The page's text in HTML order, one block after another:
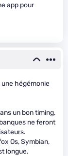
app pour
hégémonie
un bon timing,
ne feront
Os, Symbian,
longue.